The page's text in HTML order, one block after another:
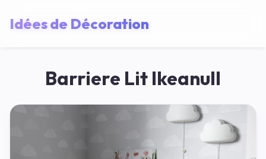
Idées de Décoration
Barriere Lit Ikeanull